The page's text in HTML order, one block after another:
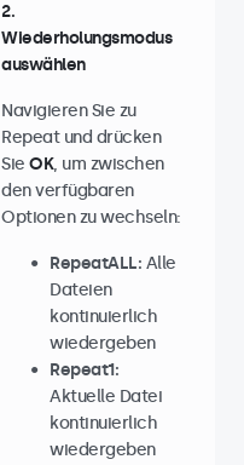
2.
Wiederholungsmodus
auswählen
Navigieren Sie zu
Repeat und drücken
Sie OK, um zwischen
den verfügbaren
Optionen zu wechseln:
RepeatALL: Alle
Dateien
kontinuierlich
wiedergeben
Repeat1:
Aktuelle Datei
kontinuierlich
wiedergeben